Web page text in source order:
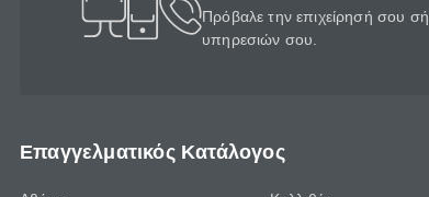
Πρόβαλε την επιχείρησή σου
υπηρεσιών σου.
Επαγγελματικός Κατάλογος